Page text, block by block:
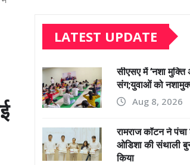
LATEST UPDATE
सीएसए में ‘नशा
संग;युवाओं को
Aug 8, 2026
रामराज कॉटन ने
ओडिशा की संथाली
किया